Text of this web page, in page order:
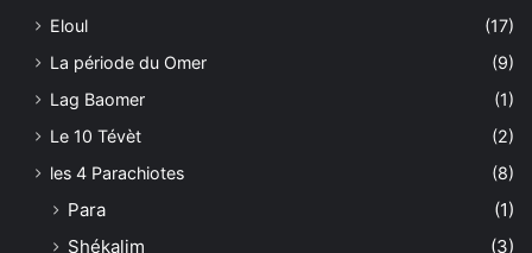
Eloul
(17)
La période du Omer
(9)
Lag Baomer
(1)
Le 10 Tévèt
(2)
les 4 Parachiotes
(8)
Para
(1)
Shékalim
(3)